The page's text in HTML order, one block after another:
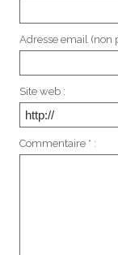
Adresse email (non
Site web :
Commentaire * :